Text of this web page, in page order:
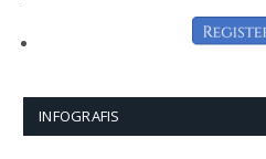
INFOGRAFIS